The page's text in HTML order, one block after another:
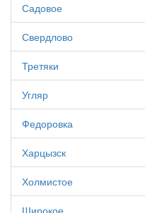
Садовое
Свердлово
Третяки
Угляр
Федоровка
Харцызск
Холмистое